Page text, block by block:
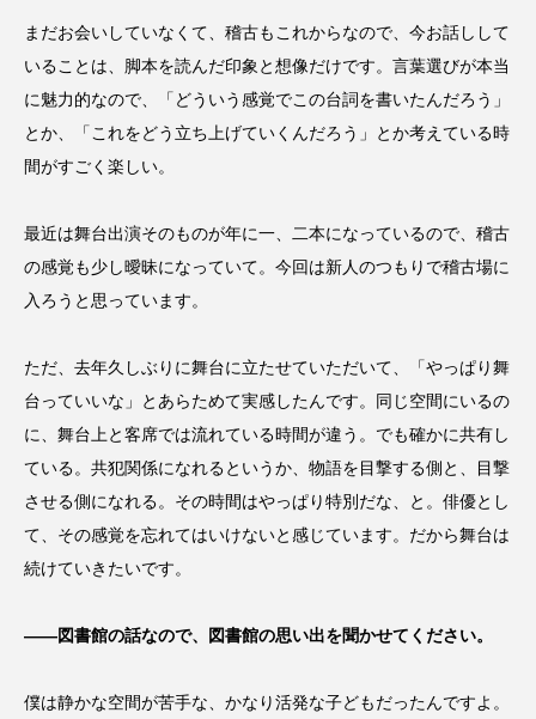
まだお会いしていなくて、稽古もこれからなので、今お話しして
いることは、脚本を読んだ印象と想像だけです。言葉選びが本当
に魅力的なので、「どういう感覚でこの台詞を書いたんだろう」
とか、「これをどう立ち上げていくんだろう」とか考えている時
間がすごく楽しい。
最近は舞台出演そのものが年に一、二本になっているので、稽古
の感覚も少し曖昧になっていて。今回は新人のつもりで稽古場に
入ろうと思っています。
ただ、去年久しぶりに舞台に立たせていただいて、「やっぱり舞
台っていいな」とあらためて実感したんです。同じ空間にいるの
に、舞台上と客席では流れている時間が違う。でも確かに共有し
ている。共犯関係になれるというか、物語を目撃する側と、目撃
させる側になれる。その時間はやっぱり特別だな、と。俳優とし
て、その感覚を忘れてはいけないと感じています。だから舞台は
続けていきたいです。
――図書館の話なので、図書館の思い出を聞かせてください。
僕は静かな空間が苦手な、かなり活発な子どもだったんですよ。